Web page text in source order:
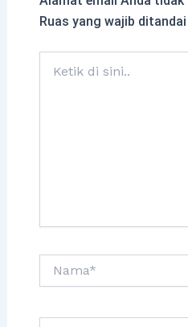
Ruas yang wajib ditandai